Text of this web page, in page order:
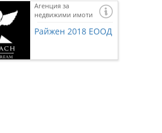
Агенция за
недвижими имоти
Райжен 2018 ЕООД